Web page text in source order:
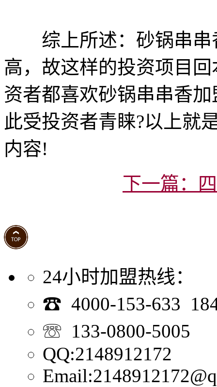
综上所述：砂锅串串
高，故这样的投资项目
资者都喜欢砂锅串串香
此受投资者青睐?以上就
内容!
下一篇：
24小时加盟热线：
☎ 4000-153-633
☏ 133-0800-5005
QQ:2148912172